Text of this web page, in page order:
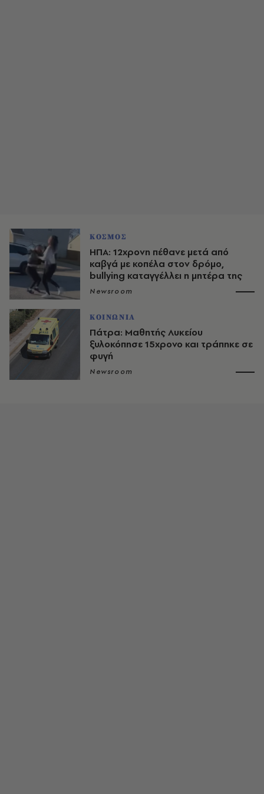
ΚΟΣΜΟΣ
ΗΠΑ: 12χρονη πέθανε μετά από
καβγά με κοπέλα στον δρόμο,
bullying καταγγέλλει η μητέρα της
Newsroom
ΚΟΙΝΩΝΙΑ
Πάτρα: Μαθητής Λυκείου
ξυλοκόπησε 15χρονο και τράπηκε σε
φυγή
Newsroom